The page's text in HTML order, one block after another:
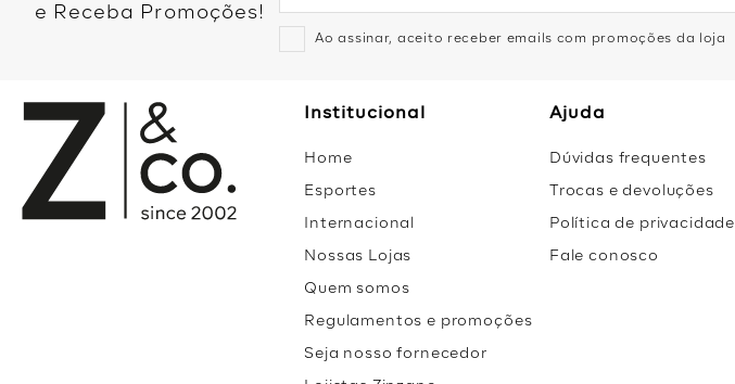
e Receba Promoções!
Ao assinar, aceito receber emails com promoções da loja
Institucional
Home
Esportes
Internacional
Nossas Lojas
Quem somos
Regulamentos e promoções
Seja nosso fornecedor
Ajuda
Dúvidas frequentes
Trocas e devoluções
Política de privacidade
Fale conosco